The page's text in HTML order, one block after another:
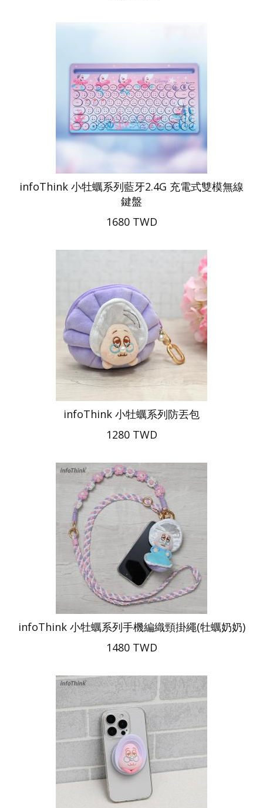
infoThink 小牡蠣系列藍牙2.4G 充電式雙模無線
鍵盤
1680 TWD
infoThink 小牡蠣系列防丟包
1280 TWD
infoThink 小牡蠣系列手機編織頸掛繩(牡蠣奶奶)
1480 TWD